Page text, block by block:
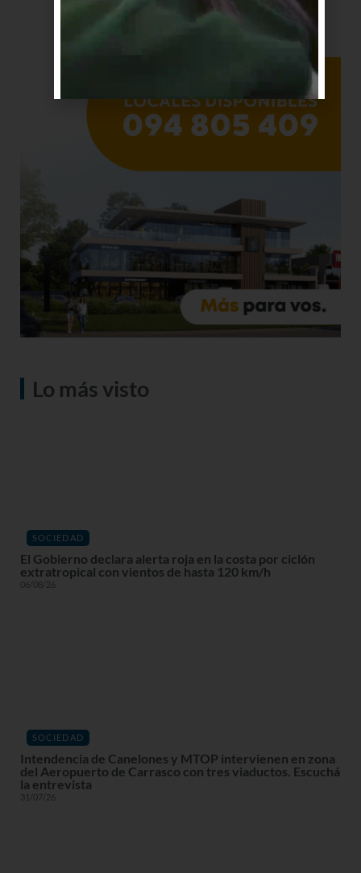
Lo más visto
SOCIEDAD
El Gobierno declara alerta roja en la costa por ciclón
extratropical con vientos de hasta 120 km/h
06/08/26
SOCIEDAD
Intendencia de Canelones y MTOP intervienen en zona
del Aeropuerto de Carrasco con tres viaductos. Escuchá
la entrevista
31/07/26